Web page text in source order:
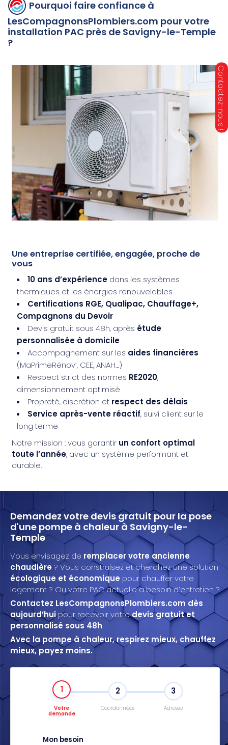
Pourquoi faire confiance à
LesCompagnonsPlombiers.com pour votre
installation PAC près de Savigny-le-Temple
?
Une entreprise certifiée, engagée, proche de
vous
10 ans d’expérience dans les systèmes
thermiques et les énergies renouvelables
Certifications RGE, Qualipac, Chauffage+,
Compagnons du Devoir
Devis gratuit sous 48h, après étude
personnalisée à domicile
Accompagnement sur les aides financières
(MaPrimeRénov’, CEE, ANAH…)
Respect strict des normes RE2020,
dimensionnement optimisé
Propreté, discrétion et respect des délais
Service après-vente réactif, suivi client sur le
long terme
Notre mission : vous garantir un confort optimal
toute l’année, avec un système performant et
durable.
Demandez votre devis gratuit pour la pose
d'une pompe à chaleur à Savigny-le-
Temple
Vous envisagez de remplacer votre ancienne
chaudière? Vous construisez et cherchez une solution
écologique et économique pour chauffer votre
logement ? Ou votre PAC actuelle a besoin d’entretien ?
Contactez LesCompagnonsPlombiers.com dès
aujourd’huipour recevoir votredevis gratuit et
personnalisé sous 48h.
Avec la pompe à chaleur, respirez mieux, chauffez
mieux, payez moins.
1
Votre
demande
2
Coordonnées
3
Adresse
Mon besoin